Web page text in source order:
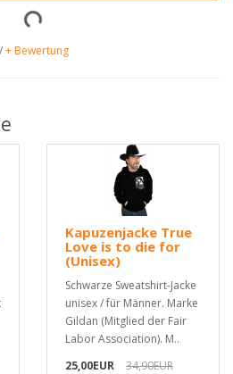
/+ Bewertung
Kapuzenjacke True
Love is to die for
(Unisex)
Schwarze Sweatshirt-Jacke
unisex / für Männer. Marke
Gildan (Mitglied der Fair
Labor Association). M..
25,00EUR
34,90EUR